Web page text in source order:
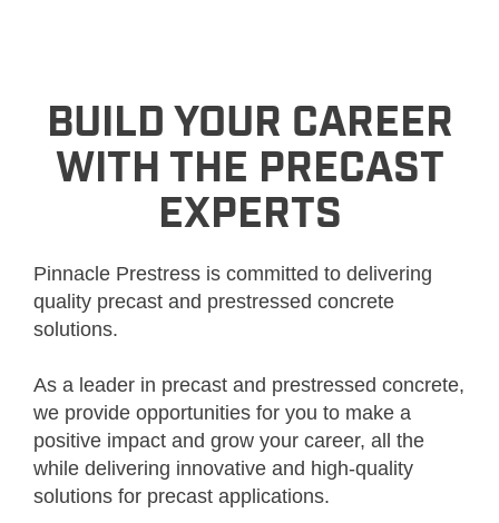
BUILD YOUR CAREER
WITH THE PRECAST
EXPERTS
Pinnacle Prestress is committed to delivering
quality precast and prestressed concrete
solutions.
As a leader in precast and prestressed concrete,
we provide opportunities for you to make a
positive impact and grow your career, all the
while delivering innovative and high-quality
solutions for precast applications.